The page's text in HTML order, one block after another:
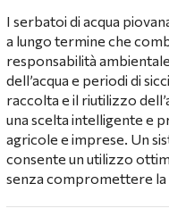
I serbatoi di acqua
a lungo termine che
responsabilità
dell’acqua e periodi di
raccolta e il riutilizzo
una scelta intelligente e
agricole e imprese. Un
consente un utilizzo
senza compromettere la